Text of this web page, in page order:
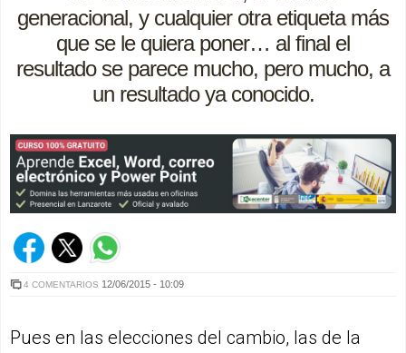
generacional, y cualquier otra etiqueta más
que se le quiera poner… al final el
resultado se parece mucho, pero mucho, a
un resultado ya conocido.
4 COMENTARIOS 12/06/2015 - 10:09
Pues en las elecciones del cambio, las de la